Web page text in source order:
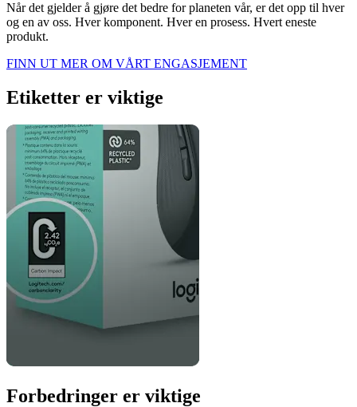
Når det gjelder å gjøre det bedre for planeten vår, er det opp til hver
og en av oss. Hver komponent. Hver en prosess. Hvert eneste
produkt.
FINN UT MER OM VÅRT ENGASJEMENT
Etiketter er viktige
Forbedringer er viktige